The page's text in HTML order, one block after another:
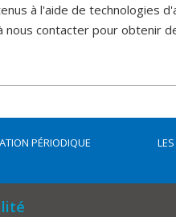
à l'aide de technologies
contacter pour obtenir
PÉRIODIQUE